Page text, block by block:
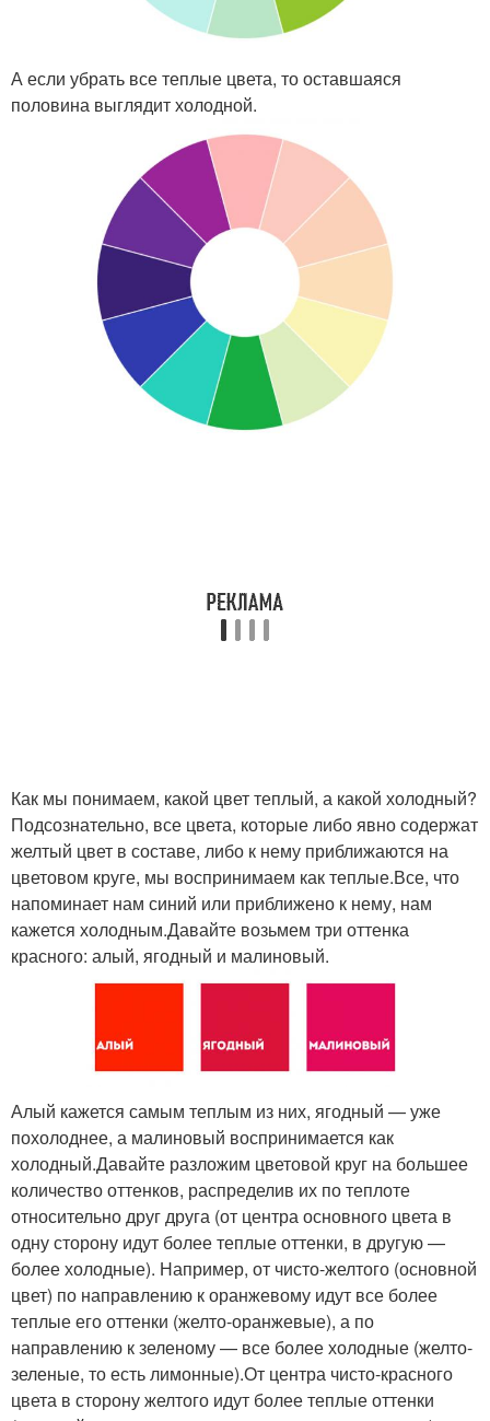
А если убрать все теплые цвета, то оставшаяся
половина выглядит холодной.
Как мы понимаем, какой цвет теплый, а какой холодный?
Подсознательно, все цвета, которые либо явно содержат
желтый цвет в составе, либо к нему приближаются на
цветовом круге, мы воспринимаем как теплые.Все, что
напоминает нам синий или приближено к нему, нам
кажется холодным.Давайте возьмем три оттенка
красного: алый, ягодный и малиновый.
Алый кажется самым теплым из них, ягодный — уже
похолоднее, а малиновый воспринимается как
холодный.Давайте разложим цветовой круг на большее
количество оттенков, распределив их по теплоте
относительно друг друга (от центра основного цвета в
одну сторону идут более теплые оттенки, в другую —
более холодные). Например, от чисто-желтого (основной
цвет) по направлению к оранжевому идут все более
теплые его оттенки (желто-оранжевые), а по
направлению к зеленому — все более холодные (желто-
зеленые, то есть лимонные).От центра чисто-красного
цвета в сторону желтого идут более теплые оттенки